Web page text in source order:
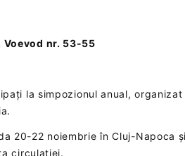
Voevod nr. 53-55
la simpozionul anual,
20-22 noiembrie în Cluj-
circulației.